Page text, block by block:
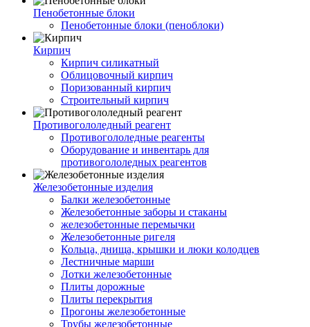
Пенобетонные блоки
Пенобетонные блоки (пеноблоки)
Кирпич
Кирпич силикатный
Облицовочный кирпич
Поризованный кирпич
Строительный кирпич
Противогололедный реагент
Противогололедные реагенты
Оборудование и инвентарь для
противогололедных реагентов
Железобетонные изделия
Балки железобетонные
Железобетонные заборы и стаканы
железобетонные перемычки
Железобетонные ригеля
Кольца, днища, крышки и люки колодцев
Лестничные марши
Лотки железобетонные
Плиты дорожные
Плиты перекрытия
Прогоны железобетонные
Трубы железобетонные